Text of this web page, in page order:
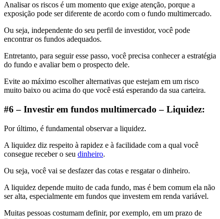
Analisar os riscos é um momento que exige atenção, porque a
exposição pode ser diferente de acordo com o fundo multimercado.
Ou seja, independente do seu perfil de investidor, você pode
encontrar os fundos adequados.
Entretanto, para seguir esse passo, você precisa conhecer a estratégia
do fundo e avaliar bem o prospecto dele.
Evite ao máximo escolher alternativas que estejam em um risco
muito baixo ou acima do que você está esperando da sua carteira.
#6 – Investir em fundos multimercado – Liquidez:
Por último, é fundamental observar a liquidez.
A liquidez diz respeito à rapidez e à facilidade com a qual você
consegue receber o seu dinheiro.
Ou seja, você vai se desfazer das cotas e resgatar o dinheiro.
A liquidez depende muito de cada fundo, mas é bem comum ela não
ser alta, especialmente em fundos que investem em renda variável.
Muitas pessoas costumam definir, por exemplo, em um prazo de